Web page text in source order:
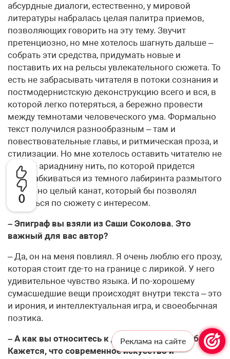
0
абсурдные диалоги, естественно, у мировой
литературы набралась целая палитра приемов,
позволяющих говорить на эту тему. Звучит
претенциозно, но мне хотелось шагнуть дальше –
собрать эти средства, придумать новые и
поставить их на рельсы увлекательного сюжета. То
есть не забрасывать читателя в потоки сознания и
постмодернистскую деконструкцию всего и вся, в
которой легко потеряться, а бережно провести
между темнотами человеческого ума. Формально
текст получился разнообразным – там и
повествовательные главы, и ритмическая проза, и
стилизации. Но мне хотелось оставить читателю не
просто ариаднину нить, по которой придется
выкарабкиваться из темного лабиринта размытого
текста, но целый канат, который бы позволял
двигаться по сюжету с интересом.
– Эпиграф вы взяли из Саши Соколова. Это
важный для вас автор?
– Да, он на меня повлиял. Я очень люблю его прозу,
которая стоит где-то на границе с лирикой. У него
удивительное чувство языка. И по-хорошему
сумасшедшие вещи происходят внутри текста – это
и ирония, и интеллектуальная игра, и своеобычная
поэтика.
– А как вы относитесь к деконструкции вообще?
Кажется, что современное искусство и
Реклама на сайте